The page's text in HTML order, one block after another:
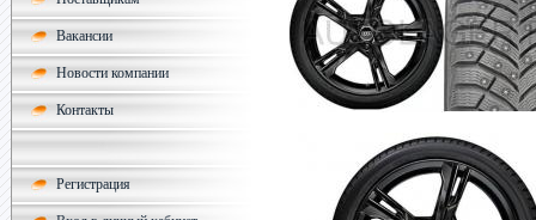
Вакансии
Новости компании
Контакты
Регистрация